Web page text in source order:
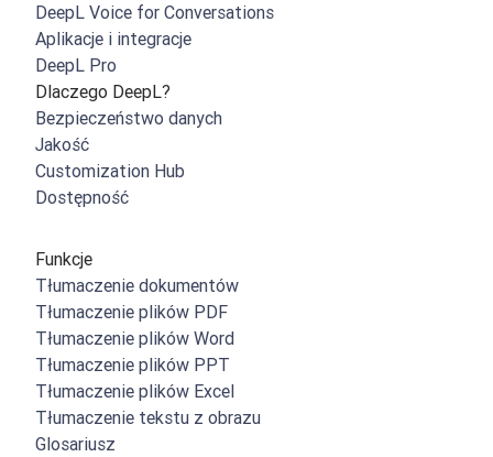
DeepL Voice for Conversations
Aplikacje i integracje
DeepL Pro
Dlaczego DeepL?
Bezpieczeństwo danych
Jakość
Customization Hub
Dostępność
Funkcje
Tłumaczenie dokumentów
Tłumaczenie plików PDF
Tłumaczenie plików Word
Tłumaczenie plików PPT
Tłumaczenie plików Excel
Tłumaczenie tekstu z obrazu
Glosariusz